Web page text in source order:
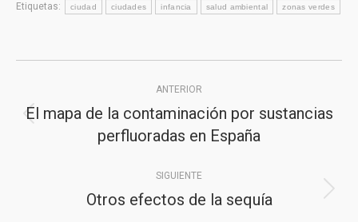
Etiquetas: ciudad ciudades infancia salud ambiental zonas verdes
entre
publicaciones
ANTERIOR
Publicación
anterior:
El mapa de la contaminación por sustancias
perfluoradas en España
SIGUIENTE
Publicación
Otros efectos de la sequía